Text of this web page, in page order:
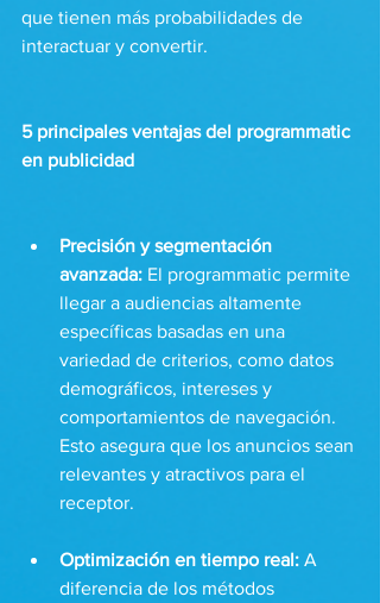
que tienen más probabilidades de
interactuar y convertir.
5 principales ventajas del programmatic
en publicidad
Precisión y segmentación
avanzada: El programmatic permite
llegar a audiencias altamente
específicas basadas en una
variedad de criterios, como datos
demográficos, intereses y
comportamientos de navegación.
Esto asegura que los anuncios sean
relevantes y atractivos para el
receptor.
Optimización en tiempo real: A
diferencia de los métodos